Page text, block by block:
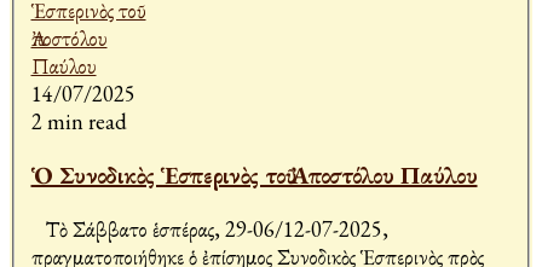
14/07/2025
2 min read
Ὁ Συνοδικὸς Ἑσπερινὸς τοῦ Ἀποστόλου Παύλου
Τὸ Σάββατο ἑσπέρας, 29-06/12-07-2025,
πραγματοποιήθηκε ὁ ἐπίσημος Συνοδικὸς Ἑσπερινὸς πρὸς